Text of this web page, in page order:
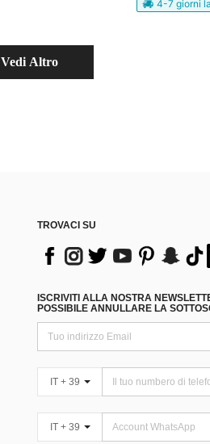
4-7 giorni
Vedi Altro
TROVACI SU
ISCRIVITI ALLA NOSTRA
POSSIBILE ANNULLARE LA
IT + 39
IT + 39